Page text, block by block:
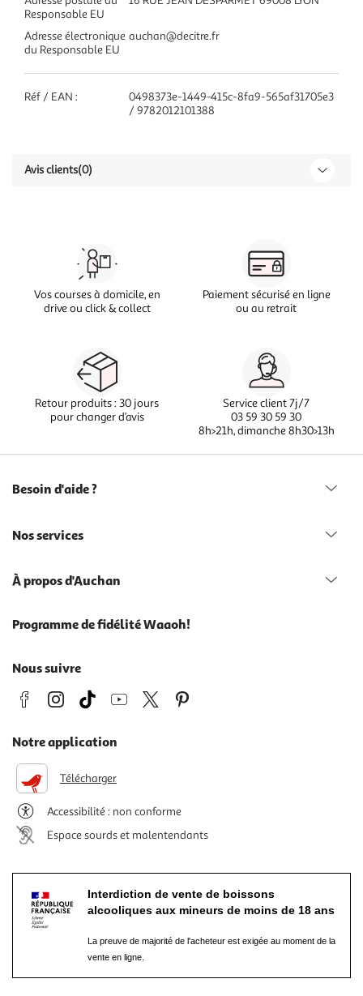
Responsable EU
Adresse électronique
du Responsable EU
auchan@decitre.fr
Réf / EAN :
0498373e-1449-415c-8fa9-565af31705e3
/ 9782012101388
Avis clients(0)
Vos courses à domicile, en
drive ou click & collect
Paiement sécurisé en ligne
ou au retrait
Retour produits : 30 jours
pour changer d’avis
Service client 7j/7
03 59 30 59 30
8h>21h, dimanche 8h30>13h
Besoin d'aide ?
Nos services
À propos d'Auchan
Programme de fidélité Waaoh!
Nous suivre
Notre application
Télécharger
Accessibilité : non conforme
Espace sourds et malentendants
Interdiction de vente de boissons
alcooliques aux mineurs de moins de 18 ans
La preuve de majorité de l'acheteur est exigée au moment de la
vente en ligne.